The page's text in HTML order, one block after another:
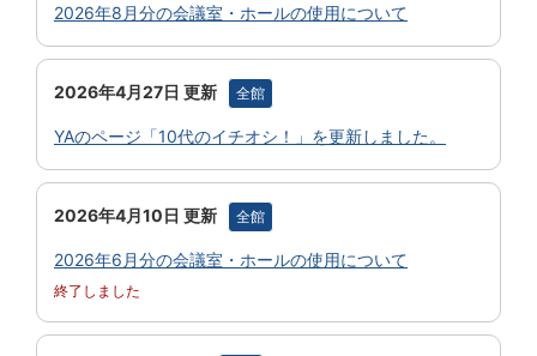
2026年8月分の会議室・ホールの使用について
2026年4月27日 更新 全館
YAのページ「10代のイチオシ！」を更新しました。
2026年4月10日 更新 全館
2026年6月分の会議室・ホールの使用について
終了しました